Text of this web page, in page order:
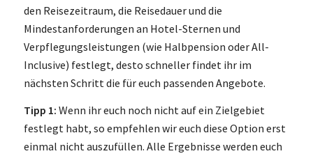
den Reisezeitraum, die Reisedauer und die
Mindestanforderungen an Hotel-Sternen und
Verpflegungsleistungen (wie Halbpension oder All-
Inclusive) festlegt, desto schneller findet ihr im
nächsten Schritt die für euch passenden Angebote.
Tipp 1: Wenn ihr euch noch nicht auf ein Zielgebiet
festlegt habt, so empfehlen wir euch diese Option erst
einmal nicht auszufüllen. Alle Ergebnisse werden euch